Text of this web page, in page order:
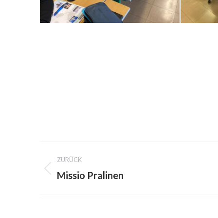
PROJECT
NAVIGATION
ZURÜCK
Previous
Missio Pralinen